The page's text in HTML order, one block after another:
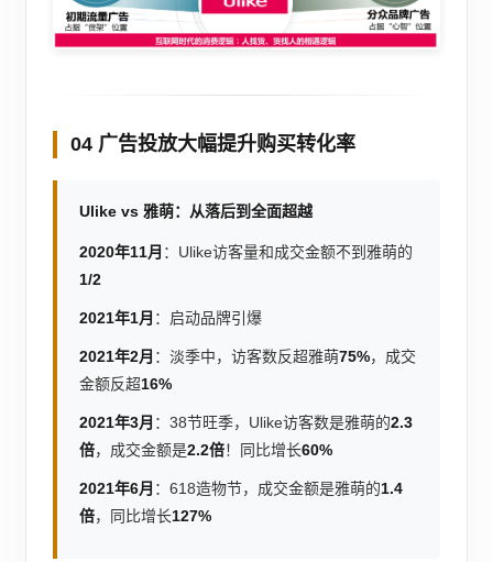
04 广告投放大幅提升购买转化率
Ulike vs 雅萌：从落后到全面超越
2020年11月 ：Ulike访客量和成交金额不到雅萌的
1/2
2021年1月 ：启动品牌引爆
2021年2月 ：淡季中，访客数反超雅萌75%，成交
金额反超16%
2021年3月 ：38节旺季，Ulike访客数是雅萌的2.3
倍，成交金额是2.2倍！同比增长60%
2021年6月 ：618造物节，成交金额是雅萌的1.4
倍，同比增长127%